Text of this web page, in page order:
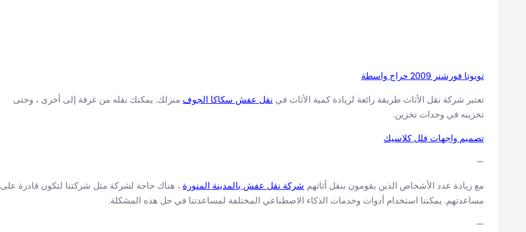
تويوتا فورشنر 2009 حراج واسطة
تعتبر شركة نقل الأثاث طريقة رائعة لزيادة كمية الأثاث في نقل عفش سكاكا الجوف منزلك. يمكنك نقله من غرفة إلى أخرى ، وحتى
تخزينه في وحدات تخزين.
تصميم واجهات فلل كلاسيك
—
مع زيادة عدد الأشخاص الذين يقومون بنقل أثاثهم شركة نقل عفش بالمدينة المنورة ، هناك حاجة لشركة مثل شركتنا لتكون قادرة على
مساعدتهم. يمكننا استخدام أدوات وخدمات الذكاء الاصطناعي المختلفة لمساعدتنا في حل هذه المشكلة.
—